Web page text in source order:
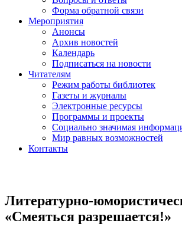
Форма обратной связи
Мероприятия
Анонсы
Архив новостей
Календарь
Подписаться на новости
Читателям
Режим работы библиотек
Газеты и журналы
Электронные ресурсы
Программы и проекты
Социально значимая
Мир равных возможностей
Контакты
Литературно-
«Смеяться разрешается!»